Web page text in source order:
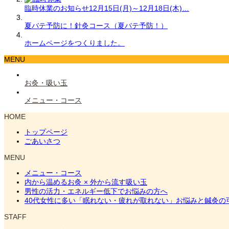
臨時休業のお知らせ12月15日(月)～12月18日(木)…
夏バテ予防に！針灸コース（夏バテ予防！）
ホームページをつくりました。
MENU
お灸・吸い玉
メニュー・コース
HOME
トップページ
ごあいさつ
MENU
メニュー・コース
内から温めるお灸 × 外から流す吸い玉
男性の活力・エネルギー低下でお悩みの方へ
40代女性に多い「眠れない・疲れが取れない」お悩みと鍼灸の
STAFF